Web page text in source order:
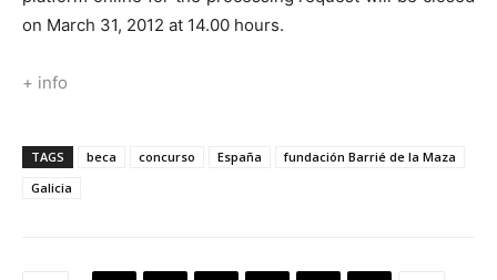
on March 31, 2012 at 14.00 hours.
+ info
TAGS beca concurso España
fundación Barrié de la Maza
Galicia